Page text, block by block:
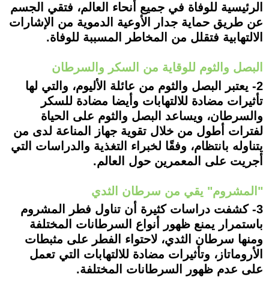
الرئيسية للوفاة في جميع أنحاء العالم، فتقي الجسم
عن طريق حماية جدار الأوعية الدموية من الإشارات
الالتهابية فتقلل من المخاطر المسببة للوفاة.
البصل والثوم للوقاية من السكر والسرطان
2- يعتبر البصل والثوم من عائلة الأليوم، والتي لها
تأثيرات مضادة للالتهابات وأيضا مضادة للسكر
والسرطان، ويساعد البصل والثوم على الحياة
لفترات أطول من خلال تقوية جهاز المناعة لدى من
يتناوله بانتظام، وفقًا لخبراء التغذية والدراسات التي
أجريت على المعمرين حول العالم.
"المشروم" يقي من سرطان الثدي
3- كشفت دراسات كثيرة أن تناول فطر المشروم
باستمرار يمنع ظهور أنواع السرطانات المختلفة
ومنها سرطان الثدي، لاحتواء الفطر على مثبطات
الأروماتاز، وتأثيرات مضادة للالتهابات التي تعمل
على عدم ظهور السرطانات المختلفة.